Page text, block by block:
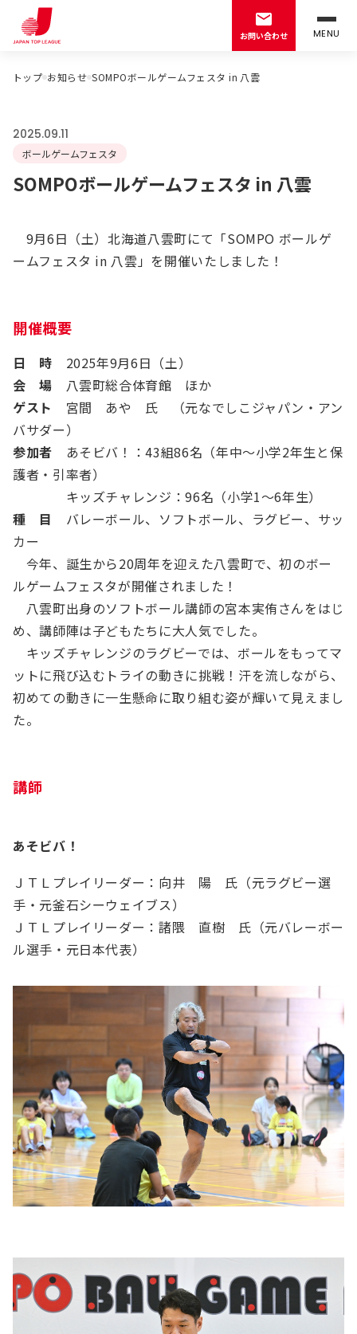
お問い合わせ MENU
トップ お知らせ SOMPOボールゲームフェスタ in 八雲
2025.09.11
ボールゲームフェスタ
SOMPOボールゲームフェスタ in 八雲
9月6日（土）北海道八雲町にて「SOMPO ボールゲ
ームフェスタ in 八雲」を開催いたしました！
開催概要
日 時 2025年9月6日（土）
会 場 八雲町総合体育館 ほか
ゲスト
宮間 あや 氏 （元なでしこジャパン・アン
バサダー）
参加者
あそビバ！：43組86名（年中～小学2年生と保
護者・引率者）
キッズチャレンジ：96名（小学1～6年生）
種 目
バレーボール、ソフトボール、ラグビー、サッ
カー
今年、誕生から20周年を迎えた八雲町で、初のボー
ルゲームフェスタが開催されました！
八雲町出身のソフトボール講師の宮本実侑さんをはじ
め、講師陣は子どもたちに大人気でした。
キッズチャレンジのラグビーでは、ボールをもってマ
ットに飛び込むトライの動きに挑戦！汗を流しながら、
初めての動きに一生懸命に取り組む姿が輝いて見えまし
た。
講師
あそビバ！
ＪＴＬプレイリーダー：向井 陽 氏（元ラグビー選
手・元釜石シーウェイブス）
ＪＴＬプレイリーダー：諸隈 直樹 氏（元バレーボー
ル選手・元日本代表）